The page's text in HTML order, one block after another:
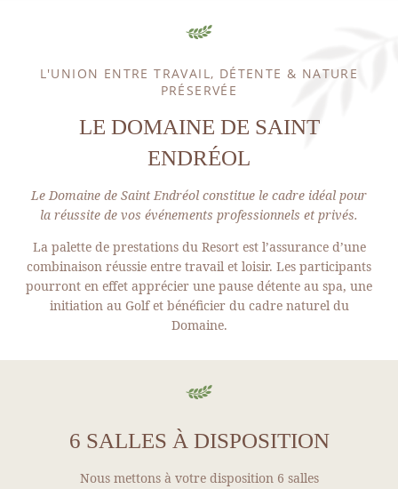
L'UNION ENTRE TRAVAIL, DÉTENTE & NATURE
PRÉSERVÉE
LE DOMAINE DE SAINT
ENDRÉOL
Le Domaine de Saint Endréol constitue le cadre idéal pour
la réussite de vos événements professionnels et privés.
La palette de prestations du Resort est l’assurance d’une
combinaison réussie entre travail et loisir. Les participants
pourront en effet apprécier une pause détente au spa, une
initiation au Golf et bénéficier du cadre naturel du
Domaine.
6 SALLES À DISPOSITION
Nous mettons à votre disposition 6 salles